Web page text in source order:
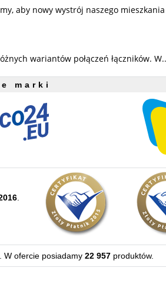
aby nowy wystrój naszego
wariantów połączeń łączników.
marki
.
W ofercie posiadamy 22 957 produktów.